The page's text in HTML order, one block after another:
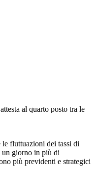
al quarto posto tra le
le fluttuazioni dei tassi di
un giorno in più di
più previdenti e strategici